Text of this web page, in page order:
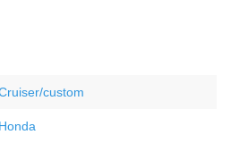
custom
Honda